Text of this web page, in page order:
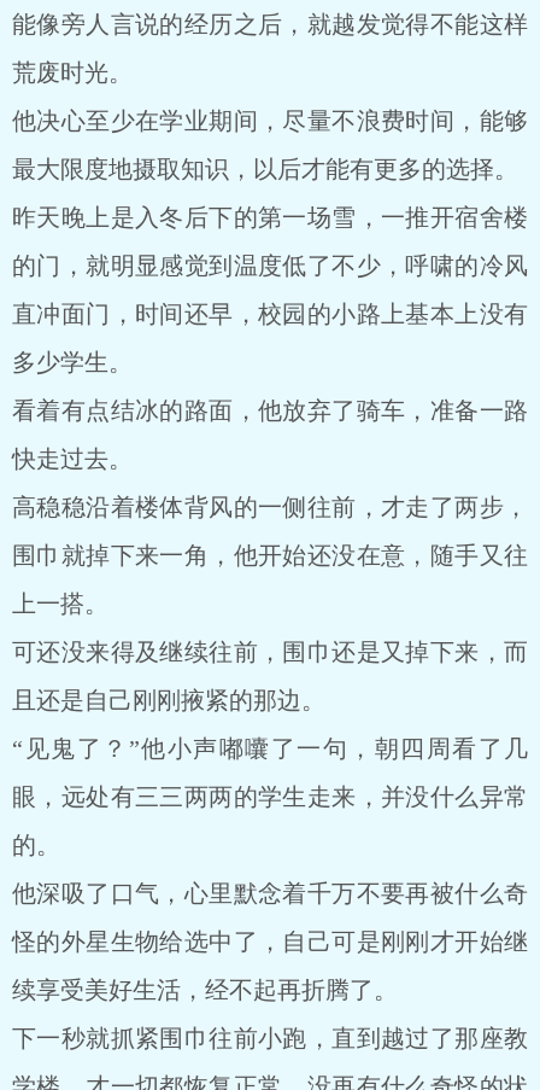
能像旁人言说的经历之后，就越发觉得不能这样
荒废时光。
他决心至少在学业期间，尽量不浪费时间，能够
最大限度地摄取知识，以后才能有更多的选择。
昨天晚上是入冬后下的第一场雪，一推开宿舍楼
的门，就明显感觉到温度低了不少，呼啸的冷风
直冲面门，时间还早，校园的小路上基本上没有
多少学生。
看着有点结冰的路面，他放弃了骑车，准备一路
快走过去。
高稳稳沿着楼体背风的一侧往前，才走了两步，
围巾就掉下来一角，他开始还没在意，随手又往
上一搭。
可还没来得及继续往前，围巾还是又掉下来，而
且还是自己刚刚掖紧的那边。
“见鬼了？”他小声嘟囔了一句，朝四周看了几
眼，远处有三三两两的学生走来，并没什么异常
的。
他深吸了口气，心里默念着千万不要再被什么奇
怪的外星生物给选中了，自己可是刚刚才开始继
续享受美好生活，经不起再折腾了。
下一秒就抓紧围巾往前小跑，直到越过了那座教